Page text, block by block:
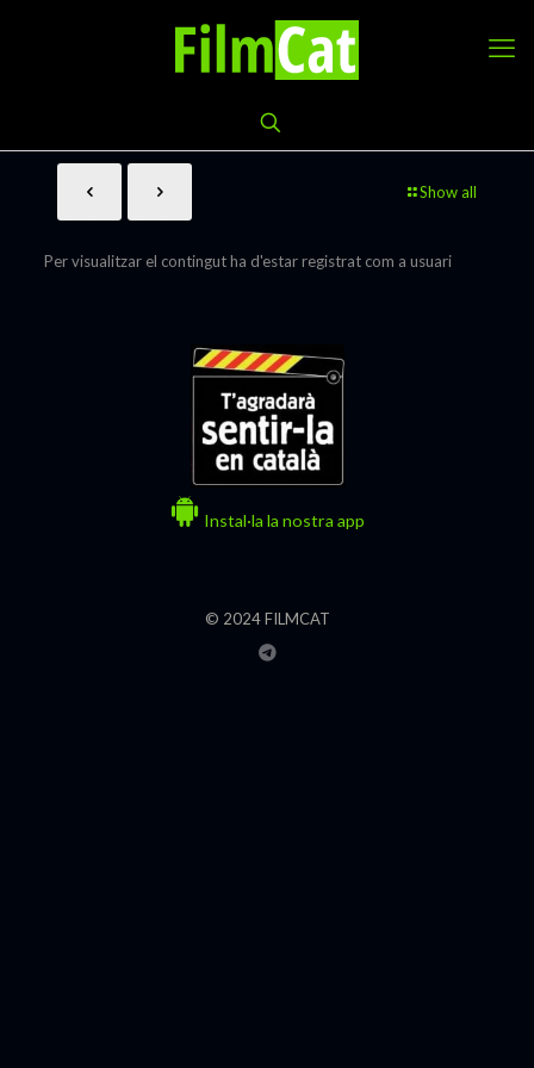
Show all
Per visualitzar el contingut ha d'estar registrat com a usuari
Instal·la la nostra app
© 2024 FILMCAT